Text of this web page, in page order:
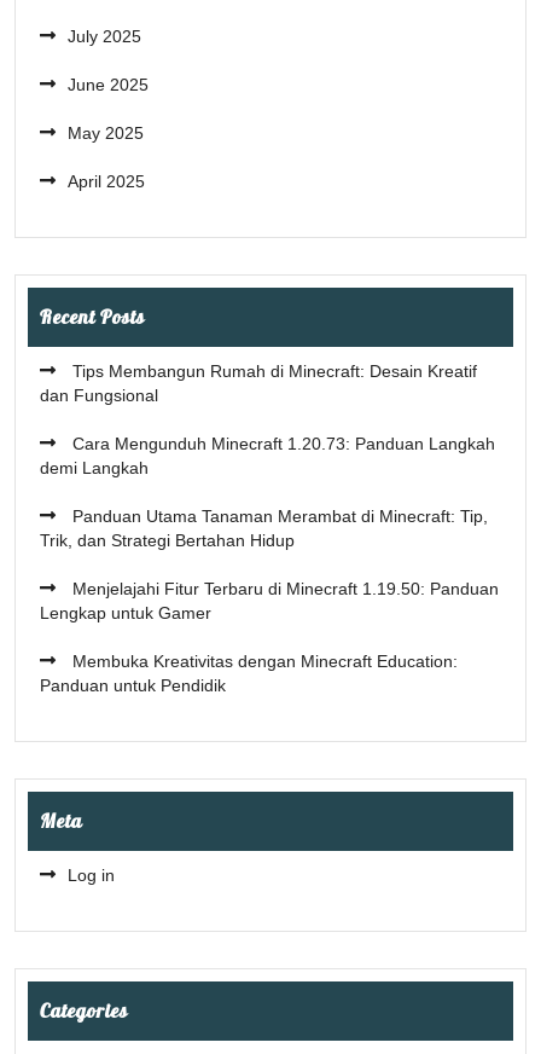
July 2025
June 2025
May 2025
April 2025
Recent Posts
Tips Membangun Rumah di Minecraft: Desain Kreatif
dan Fungsional
Cara Mengunduh Minecraft 1.20.73: Panduan Langkah
demi Langkah
Panduan Utama Tanaman Merambat di Minecraft: Tip,
Trik, dan Strategi Bertahan Hidup
Menjelajahi Fitur Terbaru di Minecraft 1.19.50: Panduan
Lengkap untuk Gamer
Membuka Kreativitas dengan Minecraft Education:
Panduan untuk Pendidik
Meta
Log in
Categories